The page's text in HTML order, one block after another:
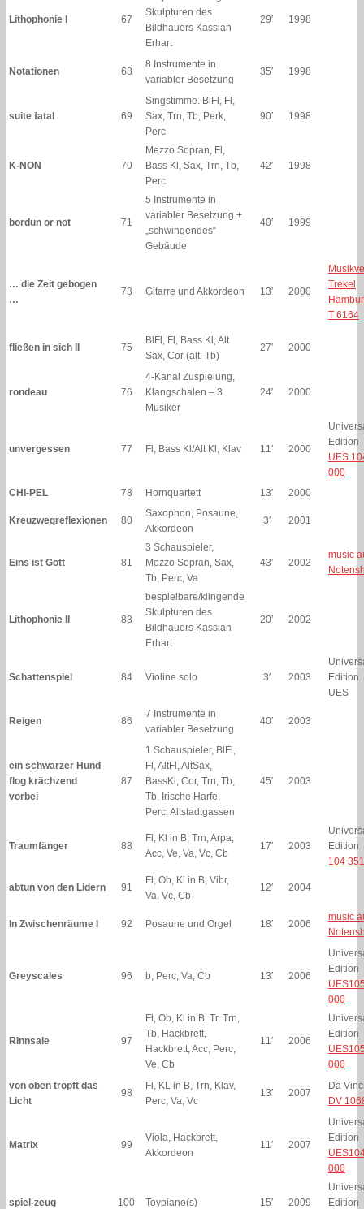
Lithophonie I 67
Skulpturen des
Bildhauers Kassian
Erhart
29′ 1998
Notationen 68
8 Instrumente in
variabler Besetzung
35′ 1998
suite fatal 69
Singstimme. BlFl, Fl,
Sax, Trn, Tb, Perk,
Perc
90′ 1998
K-NON 70
Mezzo Sopran, Fl,
Bass Kl, Sax, Trn, Tb,
Perc
42′ 1998
bordun or not 71
5 Instrumente in
variabler Besetzung +
„schwingendes“
Gebäude
40′ 1999
… die Zeit gebogen
…
73 Gitarre und Akkordeon 13′ 2000
Trekel
T 6164
fließen in sich II 75
BlFl, Fl, Bass Kl, Alt
Sax, Cor (alt. Tb)
27′ 2000
rondeau 76
4-Kanal Zuspielung,
Klangschalen – 3
Musiker
24′ 2000
unvergessen 77 Fl, Bass Kl/Alt Kl, Klav 11′ 2000
Edition
UES
000
CHI-PEL
78 Hornquartett 13′ 2000
Kreuzwegreflexionen 80
Saxophon, Posaune,
Akkordeon
3′ 2001
Eins ist Gott 81
3 Schauspieler,
Mezzo Sopran, Sax,
Tb, Perc, Va
43′ 2002
music
Lithophonie II 83
bespielbare/klingende
Skulpturen des
Bildhauers Kassian
Erhart
20′ 2002
Schattenspiel 84 Violine solo 3′ 2003
Edition
UES
Reigen 86
7 Instrumente in
variabler Besetzung
40′ 2003
ein schwarzer Hund
flog krächzend
vorbei
87
1 Schauspieler, BlFl,
Fl, AltFl, AltSax,
BassKl, Cor, Trn, Tb,
Tb, Irische Harfe,
Perc, Altstadtgassen
45′ 2003
Traumfänger 88
Fl, Kl in B, Trn, Arpa,
Acc, Ve, Va, Vc, Cb
17′ 2003
Edition
104
abtun von den Lidern 91
Fl, Ob, Kl in B, Vibr,
Va, Vc, Cb
12′ 2004
In Zwischenräume I 92 Posaune und Orgel 18′ 2006
music
Greyscales 96 b, Perc, Va, Cb 13′ 2006
Edition
000
Rinnsale 97
Fl, Ob, Kl in B, Tr, Trn,
Tb, Hackbrett,
Hackbrett, Acc, Perc,
Ve, Cb
11′ 2006
Edition
000
von oben tropft das
Licht
98
Fl, KL in B, Trn, Klav,
Perc, Va, Vc
13′ 2007
Da
DV
Matrix 99
Viola, Hackbrett,
Akkordeon
11′ 2007
Edition
000
spiel-zeug 100 Toypiano(s) 15′ 2009
Edition